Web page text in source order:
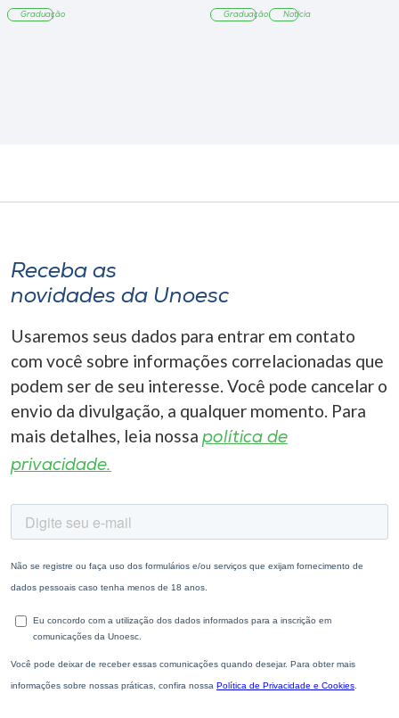
Graduação Graduação Notícia
Receba as
novidades da Unoesc
Usaremos seus dados para entrar em contato
com você sobre informações correlacionadas que
podem ser de seu interesse. Você pode cancelar o
envio da divulgação, a qualquer momento. Para
mais detalhes, leia nossa política de
privacidade.